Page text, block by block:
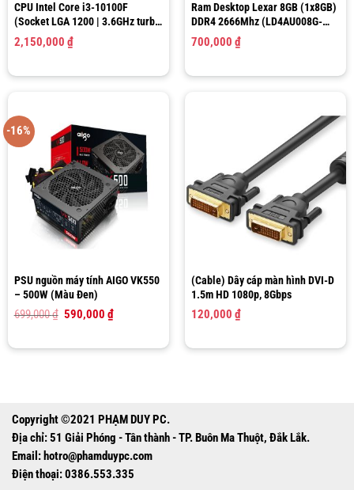
CPU Intel Core i3-10100F
(Socket LGA 1200 | 3.6GHz turbo
up to 4.3Ghz | 4 nhân 8 luồng |
6MB Cache)
2,150,000 ₫
Ram Desktop Lexar 8GB (1x8GB)
DDR4 2666Mhz (LD4AU008G-
R2666G)
700,000 ₫
-16%
PSU nguồn máy tính AIGO VK550
– 500W (Màu Đen)
699,000₫ Giá
699,000 ₫.
590,000 ₫Giá
hiện
là:
(Cable) Dây cáp màn hình DVI-D
1.5m HD 1080p, 8Gbps
120,000 ₫
Copyright ©2021 PHẠM DUY PC.
Địa chỉ: 51 Giải Phóng - Tân thành - TP. Buôn Ma Thuột, Đắk Lắk.
Email: hotro@phamduypc.com
Điện thoại: 0386.553.335